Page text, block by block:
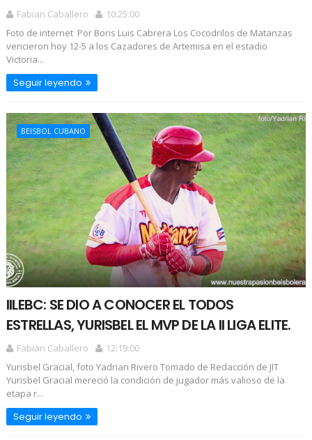
Fabian Caballero
10:25:00
Foto de internet Por Boris Luis Cabrera Los Cocodrilos de Matanzas
vencieron hoy 12-5 a los Cazadores de Artemisa en el estadio
Victoria...
Seguir leyendo
BEISBOL CUBANO
IILEBC: SE DIO A CONOCER EL TODOS
ESTRELLAS, YURISBEL EL MVP DE LA II LIGA ELITE.
Fabian Caballero
12:19:00
Yurisbel Gracial, foto Yadrian Rivero Tomado de Redacción de JIT
Yurisbel Gracial mereció la condición de jugador más valioso de la
etapa r...
Seguir leyendo